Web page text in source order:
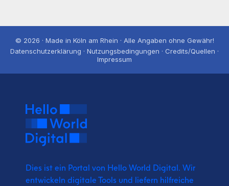
© 2026 · Made in Köln am Rhein · Alle Angaben ohne Gewähr!
Datenschutzerklärung · Nutzungsbedingungen · Credits/Quellen ·
Impressum
Dies ist ein Portal von Hello World Digital. Wir
entwickeln digitale Tools und liefern hilfreiche